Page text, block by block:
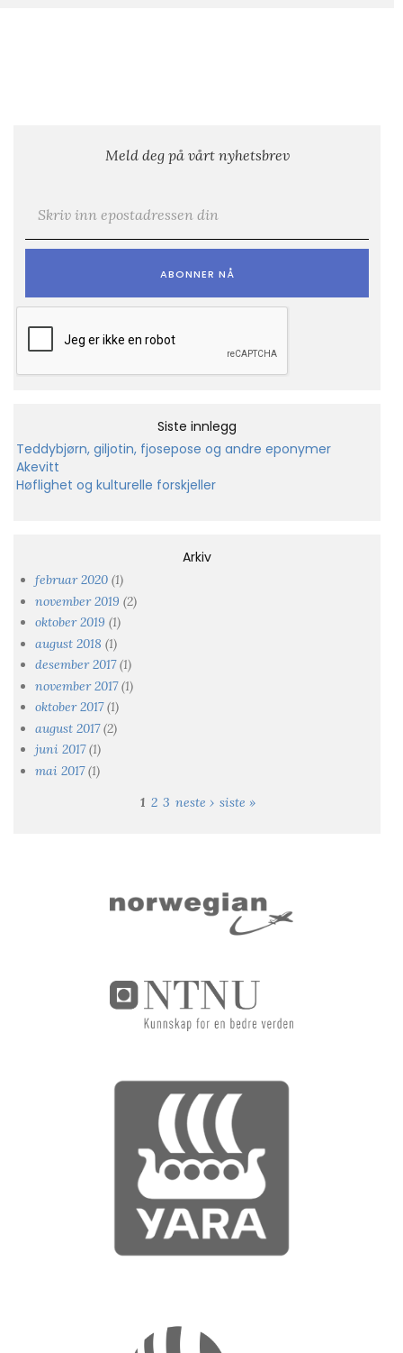
Meld deg på vårt nyhetsbrev
Siste innlegg
Teddybjørn, giljotin, fjosepose og andre eponymer
Akevitt
Høflighet og kulturelle forskjeller
Arkiv
februar 2020 (1)
november 2019 (2)
oktober 2019 (1)
august 2018 (1)
desember 2017(1)
november 2017(1)
oktober 2017(1)
august 2017(2)
juni 2017(1)
mai 2017(1)
1 2 3 neste › siste »